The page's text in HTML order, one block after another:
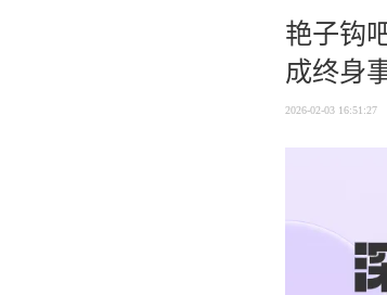
艳子钩
成终身
2026-02-03 16:51:27